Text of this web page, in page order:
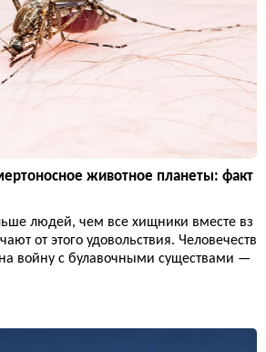
животное планеты: факт
людей, чем все хищники вместе вз
от этого удовольствия. Человечеств
войну с булавочными существами —